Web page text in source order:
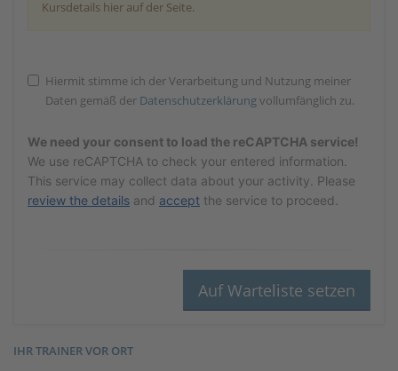
Kursdetails hier auf der Seite.
Hiermit stimme ich der Verarbeitung und Nutzung meiner
Daten gemäß der Datenschutzerklärungvollumfänglich zu.
We need your consent to load the reCAPTCHA service!
We use reCAPTCHA to check your entered information.
This service may collect data about your activity. Please
review the details and accept the service to proceed.
IHR TRAINER VOR ORT